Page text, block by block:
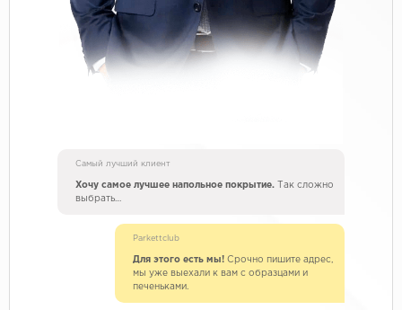
Самый лучший клиент
Хочу самое лучшее напольное покрытие. Так сложно
выбрать…
Parkettclub
Для этого есть мы! Срочно пишите адрес,
мы уже выехали к вам с образцами и
печеньками.